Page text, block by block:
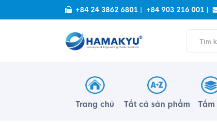
+84 24 3862 6801 | +84 903 216 001 |
Trang chủ Tất cả sản phẩm Tấm